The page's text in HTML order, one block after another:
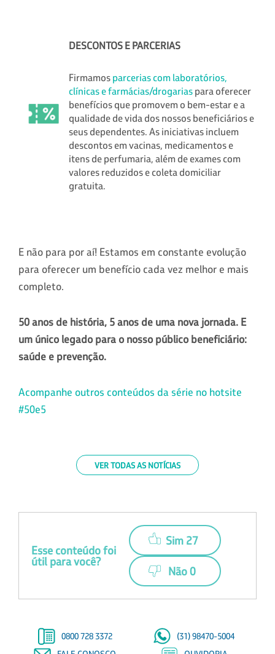
DESCONTOS E PARCERIAS
Firmamosparcerias com laboratórios,
clínicas e farmácias/drogariaspara oferecer
benefícios que promovem o bem-estar e a
qualidade de vida dos nossos beneficiários e
seus dependentes. As iniciativas incluem
descontos em vacinas, medicamentos e
itens de perfumaria, além de exames com
valores reduzidos e coleta domiciliar
gratuita.
E não para por aí! Estamos em constante evolução
para oferecer um benefício cada vez melhor e mais
completo.
50 anos de história, 5 anos de uma nova jornada. E
um único legado para o nosso público beneficiário:
saúde e prevenção.
Acompanhe outros conteúdos da série no hotsite
#50e5
VER TODAS AS NOTÍCIAS
Esse conteúdo foi
útil para você?
Sim 27
Não 0
0800 728 3372
(31) 98470-5004